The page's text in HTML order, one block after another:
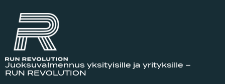
Juoksuvalmennus yksityisille ja yrityksille –
RUN REVOLUTION